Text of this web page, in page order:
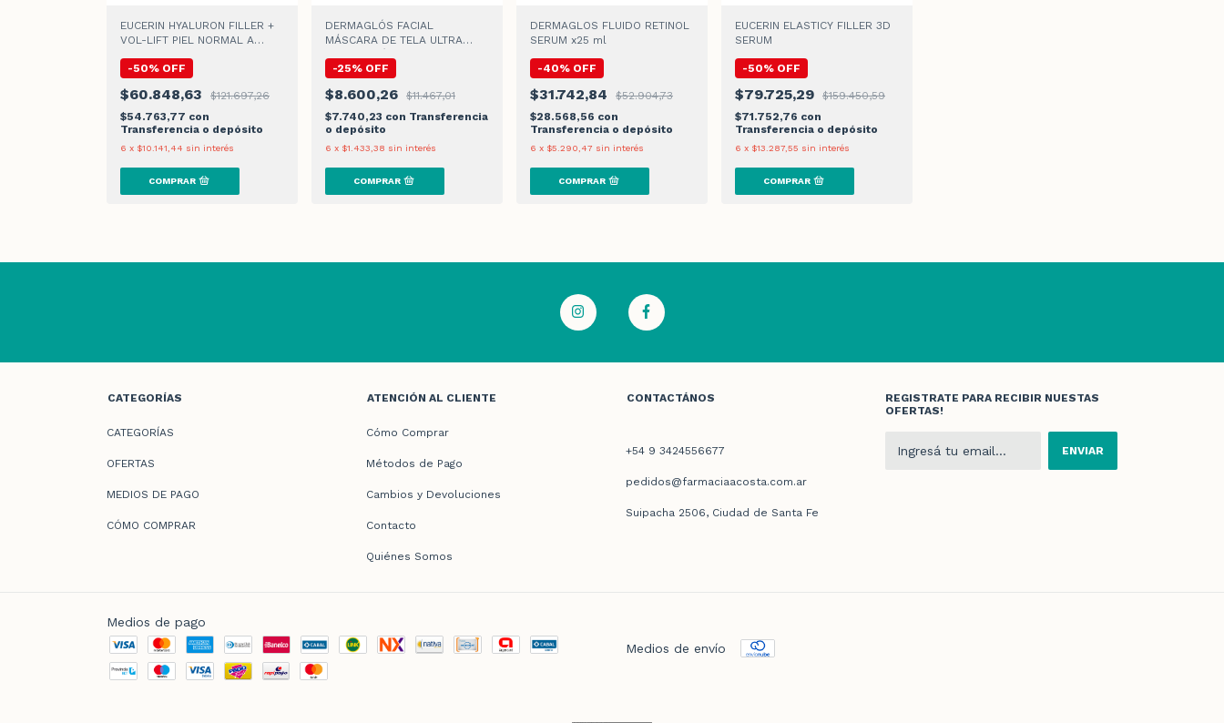
EUCERIN HYALURON FILLER +
VOL-LIFT PIEL NORMAL A
-50% OFF
$60.848,63
$121.697,26
$54.763,77 con
Transferencia o depósito
6 x $10.141,44 sin interés
DERMAGLÓS FACIAL
MÁSCARA DE TELA ULTRA
-25% OFF
$8.600,26
$11.467,01
$7.740,23 con Transferencia
o depósito
6 x $1.433,38 sin interés
DERMAGLOS FLUIDO RETINOL
SERUM x25 ml
-40% OFF
$31.742,84
$52.904,73
$28.568,56 con
Transferencia o depósito
6 x $5.290,47 sin interés
EUCERIN ELASTICY FILLER 3D
SERUM
-50% OFF
$79.725,29
$159.450,59
$71.752,76 con
Transferencia o depósito
6 x $13.287,55 sin interés
CATEGORÍAS
CATEGORÍAS
OFERTAS
MEDIOS DE PAGO
CÓMO COMPRAR
ATENCIÓN AL CLIENTE
Cómo Comprar
Métodos de Pago
Cambios y Devoluciones
Contacto
Quiénes Somos
CONTACTÁNOS
+54 9 3424556677
pedidos@farmaciaacosta.com.ar
Suipacha 2506, Ciudad de Santa Fe
REGISTRATE PARA RECIBIR NUESTAS
OFERTAS!
Medios de pago
Medios de envío